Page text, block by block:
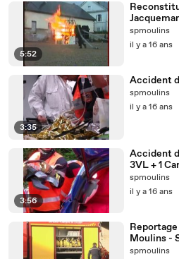
5:52
spmoulins
il y a 16 ans
3:35
Accident
spmoulins
il y a 16 ans
3:56
Accident
3VL + 1
spmoulins
il y a 16 ans
Moulins -
spmoulins